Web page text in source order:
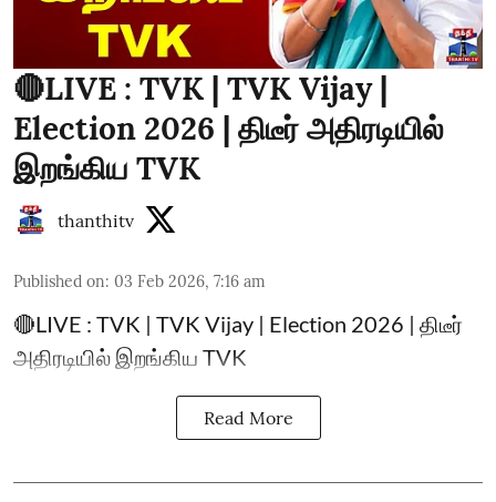
🔴LIVE : TVK | TVK Vijay |
Election 2026 | திடீர் அதிரடியில்
இறங்கிய TVK
thanthitv
Published on: 03 Feb 2026, 7:16 am
🔴LIVE : TVK | TVK Vijay | Election 2026 | திடீர்
அதிரடியில் இறங்கிய TVK
Read More